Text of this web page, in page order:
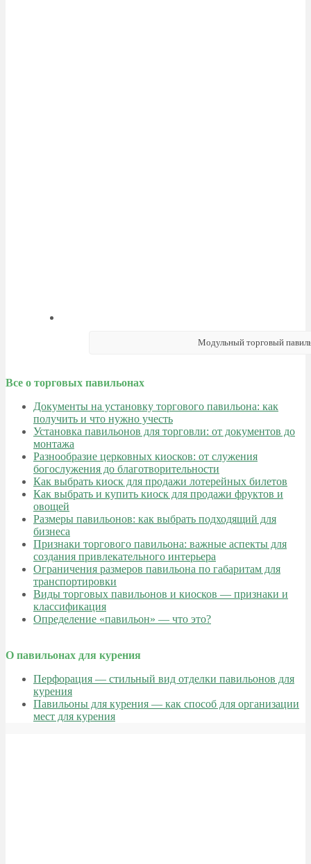
Модульный торговый
Все о торговых павильонах
Документы на установку торгового павильона: как
получить и что нужно учесть
Установка павильонов для торговли: от документов до
монтажа
Разнообразие церковных киосков: от служения
богослужения до благотворительности
Как выбрать киоск для продажи лотерейных билетов
Как выбрать и купить киоск для продажи фруктов и
овощей
Размеры павильонов: как выбрать подходящий для
бизнеса
Признаки торгового павильона: важные аспекты для
создания привлекательного интерьера
Ограничения размеров павильона по габаритам для
транспортировки
Виды торговых павильонов и киосков — признаки и
классификация
Определение «павильон» — что это?
О павильонах для курения
Перфорация — стильный вид отделки павильонов для
курения
Павильоны для курения — как способ для организации
мест для курения